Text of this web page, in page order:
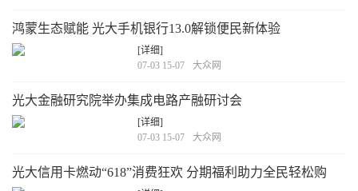
鸿蒙生态赋能 光大手机银行13.0解锁便民新体验
[详细]
07-03 15-07
大众网
光大金融研究院举办集成电路产融研讨会
[详细]
07-03 15-07
大众网
光大信用卡燃动“618”消费狂欢 分期福利助力全民轻松购